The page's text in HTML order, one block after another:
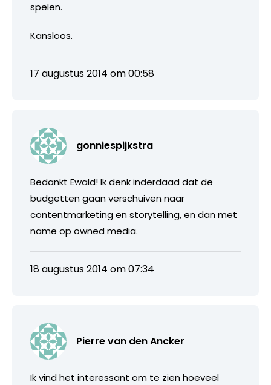
spelen.
Kansloos.
17 augustus 2014 om 00:58
gonniespijkstra
Bedankt Ewald! Ik denk inderdaad dat de
budgetten gaan verschuiven naar
contentmarketing en storytelling, en dan met
name op owned media.
18 augustus 2014 om 07:34
Pierre van den Ancker
Ik vind het interessant om te zien hoeveel